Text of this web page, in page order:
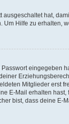
hat,
Hilfe zu erhalten,
eingegeben
Mitglieder erst
E-Mail erhalten
bist, dass deine